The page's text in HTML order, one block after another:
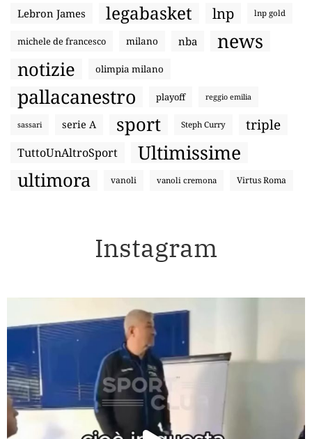
Lebron James legabasket lnp lnp gold
michele de francesco milano nba news
notizie olimpia milano
pallacanestro playoff reggio emilia
sassari serie A sport Steph Curry triple
TuttoUnAltroSport Ultimissime
ultimora vanoli vanoli cremona Virtus Roma
Instagram